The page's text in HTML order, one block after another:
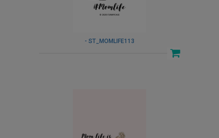
- ST_MOMLIFE113